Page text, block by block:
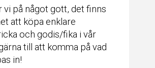
vi på något gott, det finns
att köpa enklare
och godis/fika i vår
till att komma på vad
in!